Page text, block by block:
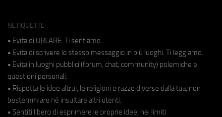
NETIQUETTE
• Evita di URLARE. Ti sentiamo.
• Evita di scrivere lo stesso messaggio in più luoghi. Ti leggiamo.
• Evita in luoghi pubblici (forum, chat, community) polemiche e
questioni personali.
• Rispetta le idee altrui, le religioni e razze diverse dalla tua, non
bestemmiare né insultare altri utenti.
• Sentiti libero di esprimere le proprie idee, nei limiti